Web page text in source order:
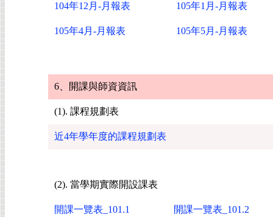
104年12月-月報表 105年1月-月報表
105年4月-月報表 105年5月-月報表
6、開課與師資資訊
(1). 課程規劃表
近4年學年度的課程規劃表
(2). 當學期實際開設課表
開課一覽表_101.1 開課一覽表_101.2